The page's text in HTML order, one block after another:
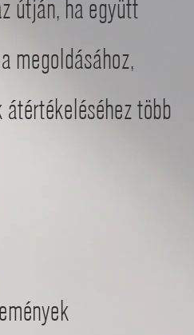
útján, ha együtt
megoldásához,
több
események